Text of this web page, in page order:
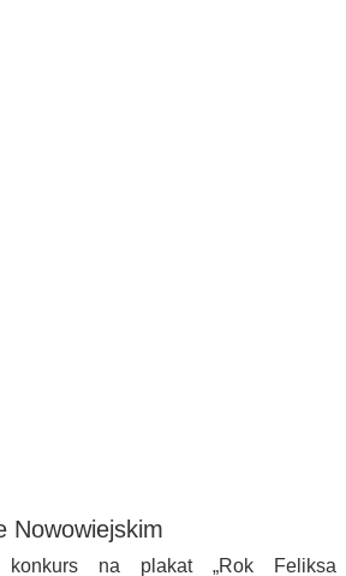
Nowowiejskim
konkurs na plakat „Rok Feliksa